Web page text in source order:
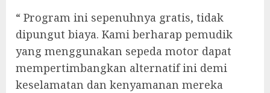
“ Program ini sepenuhnya gratis, tidak
dipungut biaya. Kami berharap pemudik
yang menggunakan sepeda motor dapat
mempertimbangkan alternatif ini demi
keselamatan dan kenyamanan mereka